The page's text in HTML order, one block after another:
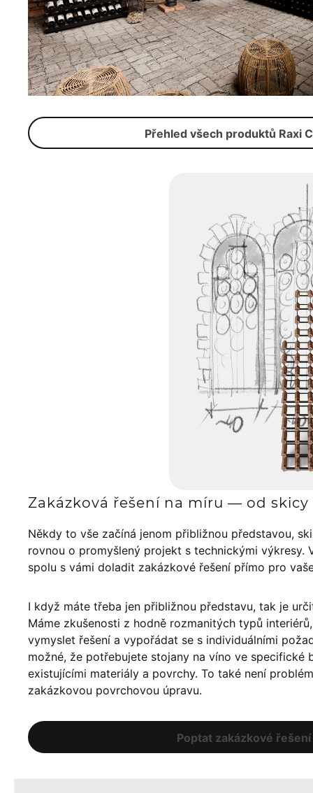
Přehled všech produktů Raxi
Zakázková řešení na míru — od
Někdy to vše začíná jenom přibližnou představou,
rovnou o promyšlený projekt s technickými výkresy.
spolu s vámi doladit zakázkové řešení přímo pro
I když máte třeba jen přibližnou představu, tak je
Máme zkušenosti z hodně rozmanitých typů
vymyslet řešení a vypořádat se s individuálními
možné, že potřebujete stojany na víno ve specifické
existujícími materiály a povrchy. To také není
zakázkovou povrchovou úpravu.
Poptat zakázkové řešení